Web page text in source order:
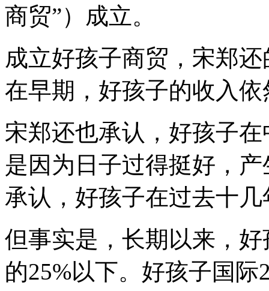
商贸”）成立。
成立好孩子商贸，宋郑
在早期，好孩子的收入
宋郑还也承认，好孩子
是因为日子过得挺好，
承认，好孩子在过去十
但事实是，长期以来，
的25%以下。好孩子国